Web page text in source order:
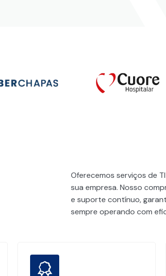
Oferecemos serviços de
sua empresa. Nosso
e suporte contínuo,
sempre operando com